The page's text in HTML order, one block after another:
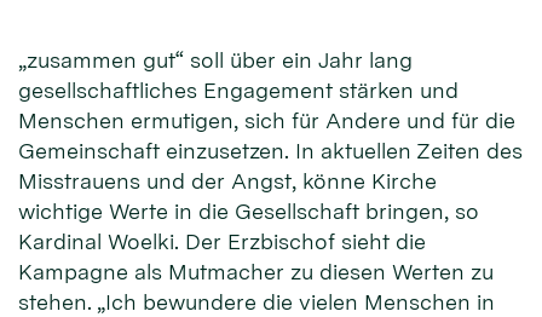
„zusammen gut“ soll über ein Jahr lang
gesellschaftliches Engagement stärken und
Menschen ermutigen, sich für Andere und für die
Gemeinschaft einzusetzen. In aktuellen Zeiten des
Misstrauens und der Angst, könne Kirche
wichtige Werte in die Gesellschaft bringen, so
Kardinal Woelki. Der Erzbischof sieht die
Kampagne als Mutmacher zu diesen Werten zu
stehen. „Ich bewundere die vielen Menschen in